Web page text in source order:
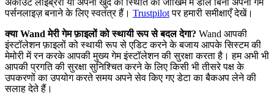
पर्सनलाइज़ बनाने के लिए स्वतंत्र हैं। Trustpilotपर हमारी समीक्षाएँ देखें।
क्या Wand मेरी गेम फ़ाइलों को स्थायी रूप से बदल देगा? Wand आपकी
इंस्टॉलेशन फ़ाइलों को स्थायी रूप से एडिट करने के बजाय आपके सिस्टम की
मेमोरी में रन करके आपकी मुख्य गेम इंस्टॉलेशन की सुरक्षा करता है। हम अभी भी
आपकी प्रगति की सुरक्षा सुनिश्चित करने के लिए किसी भी तीसरे पक्ष के
उपकरणों का उपयोग करते समय अपने सेव किए गए डेटा का बैकअप लेने की
सलाह देते हैं।